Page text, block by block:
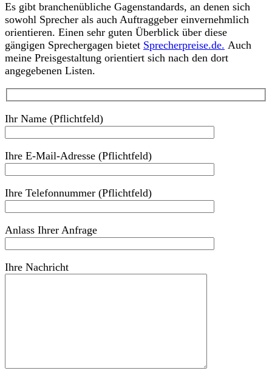
Es gibt branchenübliche Gagenstandards, an denen sich
sowohl Sprecher als auch Auftraggeber einvernehmlich
orientieren. Einen sehr guten Überblick über diese
gängigen Sprechergagen bietet Sprecherpreise.de. Auch
meine Preisgestaltung orientiert sich nach den dort
angegebenen Listen.
Ihr Name (Pflichtfeld)
Ihre E-Mail-Adresse (Pflichtfeld)
Ihre Telefonnummer (Pflichtfeld)
Anlass Ihrer Anfrage
Ihre Nachricht